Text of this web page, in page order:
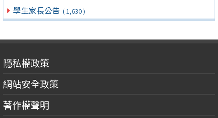
學生家長公告 ( 1,630 )
隱私權政策
網站安全政策
著作權聲明